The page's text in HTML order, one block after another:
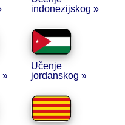
indonezijskog »
»
Učenje
jordanskog »